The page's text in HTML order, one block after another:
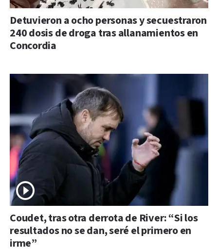
Detuvieron a ocho personas y secuestraron
240 dosis de droga tras allanamientos en
Concordia
Coudet, tras otra derrota de River: “Si los
resultados no se dan, seré el primero en
irme”